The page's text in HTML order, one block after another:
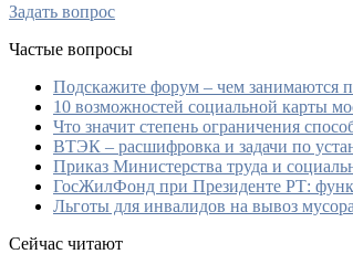
Задать вопрос
Частые вопросы
Подскажите форум – чем занимаются
10 возможностей социальной карты
Что значит степень ограничения
ВТЭК – расшифровка и задачи по
Приказ Министерства труда и
ГосЖилФонд при Президенте РТ:
Льготы для инвалидов на вывоз мусора
Сейчас читают